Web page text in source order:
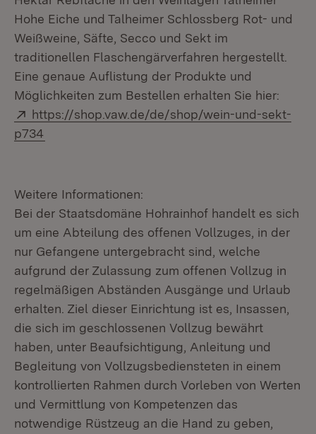
Hohe Eiche und Talheimer Schlossberg Rot- und
Weißweine, Säfte, Secco und Sekt im
traditionellen Flaschengärverfahren hergestellt.
Eine genaue Auflistung der Produkte und
Möglichkeiten zum Bestellen erhalten Sie hier:
Extern:
https://shop.vaw.de/de/shop/wein-und-sekt-
p734
Weitere Informationen:
Bei der Staatsdomäne Hohrainhof handelt es sich
um eine Abteilung des offenen Vollzuges, in der
nur Gefangene untergebracht sind, welche
aufgrund der Zulassung zum offenen Vollzug in
regelmäßigen Abständen Ausgänge und Urlaub
erhalten. Ziel dieser Einrichtung ist es, Insassen,
die sich im geschlossenen Vollzug bewährt
haben, unter Beaufsichtigung, Anleitung und
Begleitung von Vollzugsbediensteten in einem
kontrollierten Rahmen durch Vorleben von Werten
und Vermittlung von Kompetenzen das
notwendige Rüstzeug an die Hand zu geben,